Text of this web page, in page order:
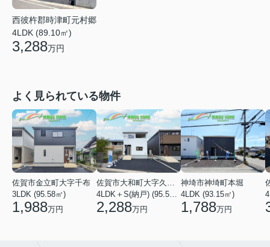
西彼杵郡時津町元村郷
4LDK (89.10㎡)
3,288万円
よく見られている物件
佐賀市金立町大字千布
3LDK (95.58㎡)
1,988万円
佐賀市大和町大字久池井
4LDK＋S(納戸) (95.58㎡)
2,288万円
神埼市神埼町本堀
4LDK (93.15㎡)
1,788万円